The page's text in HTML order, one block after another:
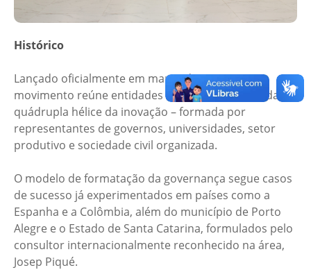
Histórico
Lançado oficialmente em março de 2023, o
movimento reúne entidades e órgãos da chamada
quádrupla hélice da inovação – formada por
representantes de governos, universidades, setor
produtivo e sociedade civil organizada.
O modelo de formatação da governança segue casos
de sucesso já experimentados em países como a
Espanha e a Colômbia, além do município de Porto
Alegre e o Estado de Santa Catarina, formulados pelo
consultor internacionalmente reconhecido na área,
Josep Piqué.